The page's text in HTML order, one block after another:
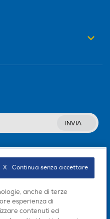
INVIA
anche di terze
esperienza di
contenuti ed
X   Continua senza accettare